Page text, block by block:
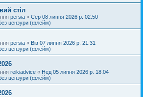
стіл
persia « Сер 08 липня 2026 р. 02:50
цензури (флейм)
persia « Вів 07 липня 2026 р. 21:31
цензури (флейм)
reikiadvice « Нед 05 липня 2026 р. 18:04
цензури (флейм)